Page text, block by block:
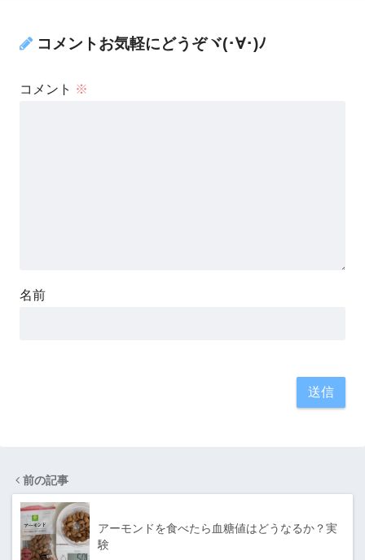
コメントお気軽にどうぞヾ(･∀･)ﾉ
コメント ※
名前
前の記事
アーモンドを食べたら血糖値はどうなるか？実
験